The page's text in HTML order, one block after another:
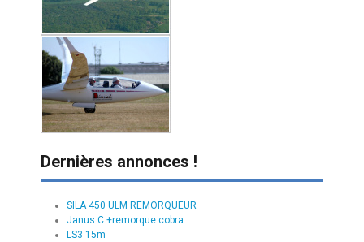
Dernières annonces !
SILA 450 ULM REMORQUEUR
Janus C +remorque cobra
LS3 15m